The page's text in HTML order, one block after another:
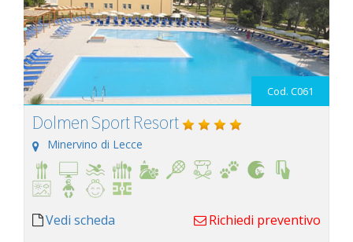
Cod. C061
Dolmen Sport Resort
Minervino di Lecce
Vedi scheda Richiedi preventivo